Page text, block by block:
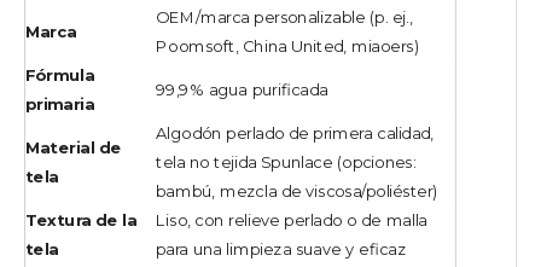
Marca
OEM/marca personalizable (p. ej.,
Poomsoft, China United, miaoers)
Fórmula
primaria
99,9% agua purificada
Material de
tela
Algodón perlado de primera calidad,
tela no tejida Spunlace (opciones:
bambú, mezcla de viscosa/poliéster)
Textura de la
tela
Liso, con relieve perlado o de malla
para una limpieza suave y eficaz